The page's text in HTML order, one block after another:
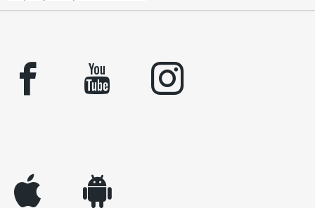
facebook youtube instagram
appleinc android